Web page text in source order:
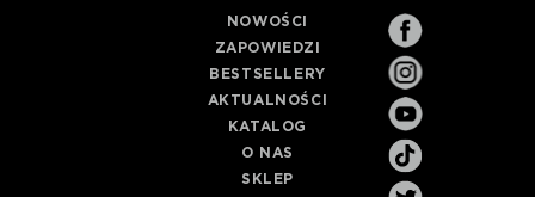
NOWOŚCI
ZAPOWIEDZI
BESTSELLERY
AKTUALNOŚCI
KATALOG
O NAS
SKLEP